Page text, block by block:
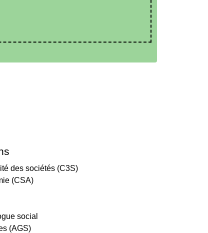
des sociétés (C3S)
(CSA)
social
(AGS)